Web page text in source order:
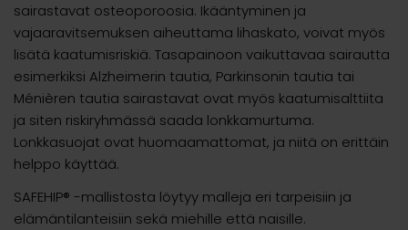
sairastavat osteoporoosia. Ikääntyminen ja
vajaaravitsemuksen aiheuttama lihaskato, voivat myös
lisätä kaatumisriskiä. Tasapainoon vaikuttavaa sairautta
esimerkiksi Alzheimerin tautia, Parkinsonin tautia tai
Ménièren tautia sairastavat ovat myös kaatumisalttiita
ja siten riskiryhmässä saada lonkkamurtuma.
Lonkkasuojat ovat huomaamattomat, ja niitä on erittäin
helppo käyttää.
SAFEHIP® -mallistosta löytyy malleja eri tarpeisiin ja
elämäntilanteisiin sekä miehille että naisille.